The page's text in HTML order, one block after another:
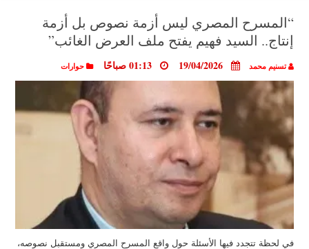
“المسرح المصري ليس أزمة نصوص بل أزمة
إنتاج.. السيد فهيم يفتح ملف العرض الغائب”
تسنيم محمد 19/04/2026 01:13 صباحًا حوارات
في لحظة تتجدد فيها الأسئلة حول واقع المسرح المصري ومستقبل نصوصه،